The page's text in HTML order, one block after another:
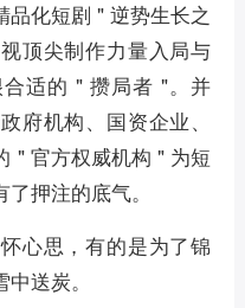
化短剧 " 逆势生长之
顶尖制作力量入局与
适的 " 攒局者 "。并
府机构、国资企业、
" 官方权威机构 " 为短
押注的底气。
心思，有的是为了锦
送炭。